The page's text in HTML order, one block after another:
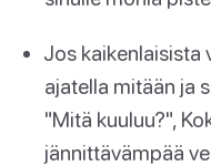
Jos kaikenlaisista
ajatella mitään ja
"Mitä kuuluu?",
jännittävämpää